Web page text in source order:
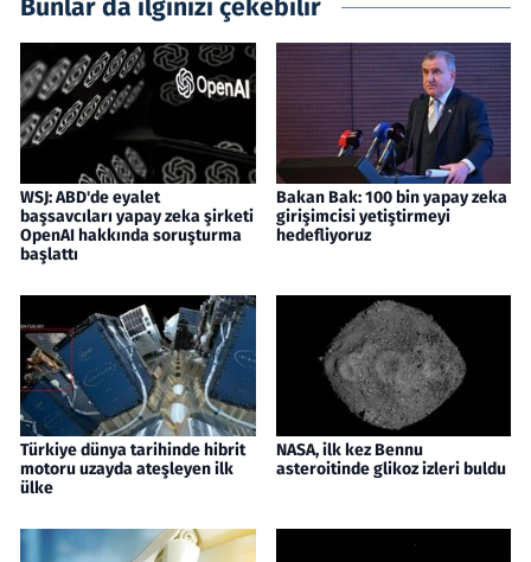
Bunlar da ilginizi çekebilir
WSJ: ABD'de eyalet
başsavcıları yapay zeka şirketi
OpenAI hakkında soruşturma
başlattı
Bakan Bak: 100 bin yapay zeka
girişimcisi yetiştirmeyi
hedefliyoruz
Türkiye dünya tarihinde hibrit
motoru uzayda ateşleyen ilk
ülke
NASA, ilk kez Bennu
asteroitinde glikoz izleri buldu